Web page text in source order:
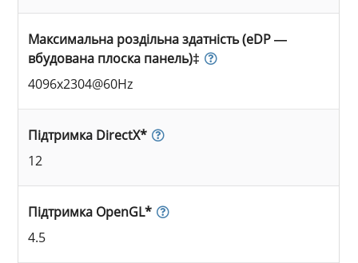
Максимальна роздільна здатність (eDP —
вбудована плоска панель)‡
4096x2304@60Hz
Підтримка DirectX*
12
Підтримка OpenGL*
4.5